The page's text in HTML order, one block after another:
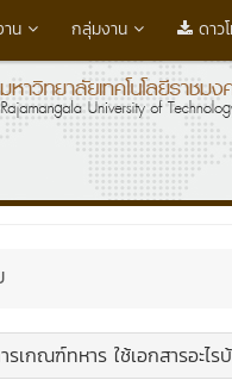
น กลุ่มงาน ดาว
เกณฑ์ทหาร ใช้เอกสารอะไร